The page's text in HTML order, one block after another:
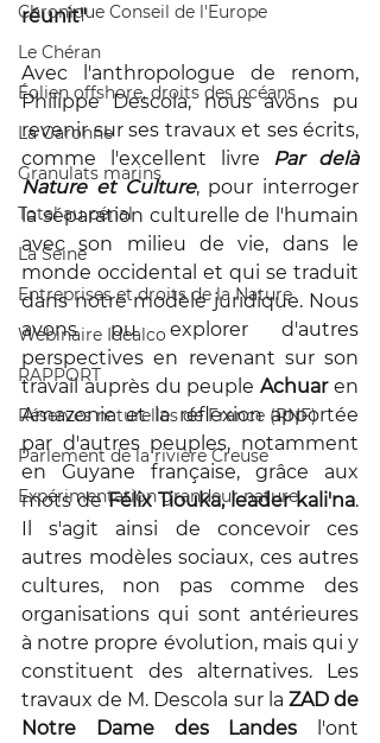
Chronique Conseil de l'Europe
Le Chéran
Éolien offshore, droits des océans
La Garonne
Granulats marins
Total au pénal
La Seine
Entreprises et droits de la Nature
Webinaire Idealco
RAPPORT
Réserves naturelles de France (RNF)
Parlement de la rivière Creuse
Expérimentation grandeur nature
réunit"
Avec l'anthropologue de renom,
Philippe Descola, nous avons pu
revenir sur ses travaux et ses écrits,
comme l'excellent livre Par delà
Nature et Culture, pour interroger
la séparation culturelle de l'humain
avec son milieu de vie, dans le
monde occidental et qui se traduit
dans notre modèle juridique. Nous
avons pu explorer d'autres
perspectives en revenant sur son
travail auprès du peuple Achuar en
Amazonie et la réflexion apportée
par d'autres peuples, notamment
en Guyane française, grâce aux
mots de Félix Tiouka, leader kali'na.
Il s'agit ainsi de concevoir ces
autres modèles sociaux, ces autres
cultures, non pas comme des
organisations qui sont antérieures
à notre propre évolution, mais qui y
constituent des alternatives. Les
travaux de M. Descola sur la ZAD de
Notre Dame des Landes l'ont